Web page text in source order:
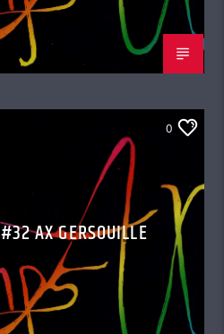
0
AX GERSOUILLE